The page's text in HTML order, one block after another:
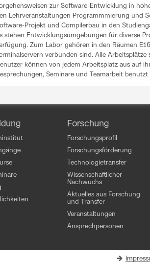
zur Software-Entwicklung in
Lehrveranstaltungen Programmmierung und
Projekt und Compilerbau in den
stehen Entwicklungsumgebungen für diverse
Zum Labor gehören in den Räumen
verbunden sind. Alle
können von jedem Arbeitsplatz aus auf
Seminare und Teamarbeit benutzt
Forschung
Forschungsprofil
Forschungsförderung
Technologietransfer
Wissenschaftlicher
Nachwuchs
Aktuelles aus Forschung
und Transfer
Veranstaltungen
Ansprechpersonen